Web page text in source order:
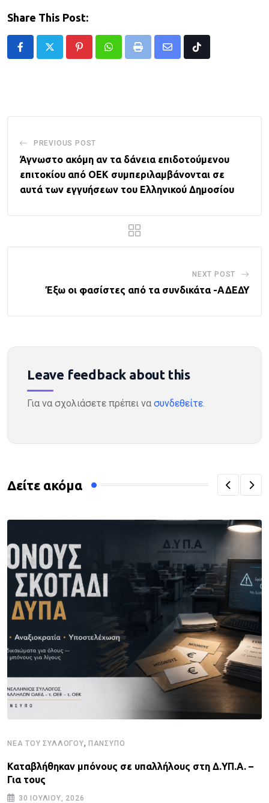
Share This Post:
PinterestWhatsappPrint
Share
Tiktok
PREVIOUS POST
Άγνωστο ακόμη αν τα δάνεια επιδοτούμενου
επιτοκίου από ΟΕΚ συμπεριλαμβάνονται σε
αυτά των εγγυήσεων του Ελληνικού Δημοσίου
NEXT POST
Έξω οι φασίστες από τα συνδικάτα -ΑΔΕΔΥ
Leave feedback about this
Για να σχολιάσετε πρέπει να συνδεθείτε.
Δείτε ακόμα
ΝΈΑ ΤΟΥ ΣΥΛΛΌΓΟΥ, ΠΑΝΣΥΠΟ
Καταβλήθηκαν μπόνους σε υπαλλήλους στη Δ.ΥΠ.Α. –
Για τους
30 ΙΟΥΛΊΟΥ, 2026